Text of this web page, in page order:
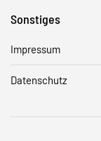
Sonstiges
Impressum
Datenschutz